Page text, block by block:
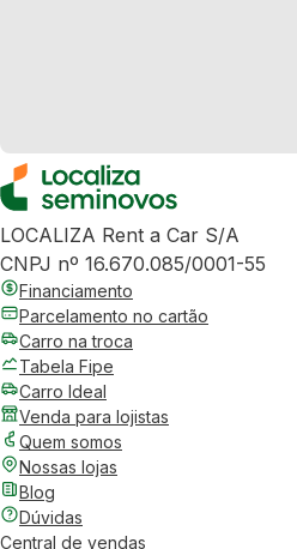
LOCALIZA Rent a Car S/A
CNPJ nº 16.670.085/0001-55
Financiamento
Parcelamento no cartão
Carro na troca
Tabela Fipe
Carro Ideal
Venda para lojistas
Quem somos
Nossas lojas
Blog
Dúvidas
Central de vendas